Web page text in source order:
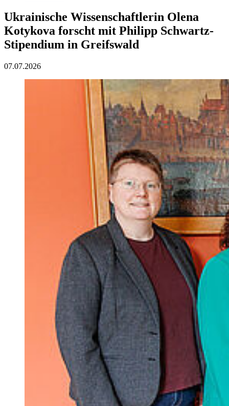
Ukrainische Wissenschaftlerin Olena
Kotykova forscht mit Philipp Schwartz-
Stipendium in Greifswald
07.07.2026